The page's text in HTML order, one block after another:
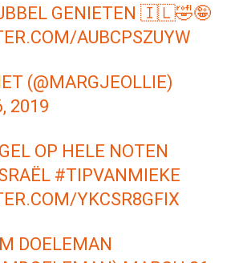
GENIETEN 🇮🇱🤣🤪
AUBCPSZUYW
(@MARGJEOLLIE)
2019
OP HELE NOTEN
#TIPVANMIEKE
YKCSR8GFIX
DOELEMAN